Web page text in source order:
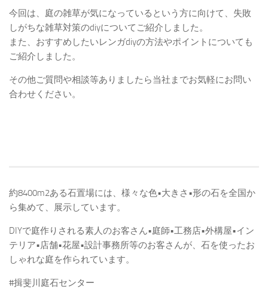
今回は、庭の雑草が気になっているという方に向けて、失敗
しがちな雑草対策のdiyについてご紹介しました。
また、おすすめしたいレンガdiyの方法やポイントについても
ご紹介しました。
その他ご質問や相談等ありましたら当社までお気軽にお問い
合わせください。
約8400m2ある石置場には、様々な色•大きさ•形の石を全国か
ら集めて、展示しています。
DIYで庭作りされる素人のお客さん•庭師•工務店•外構屋•イン
テリア•店舗•花屋•設計事務所等のお客さんが、石を使ったお
しゃれな庭を作られています。
#揖斐川庭石センター